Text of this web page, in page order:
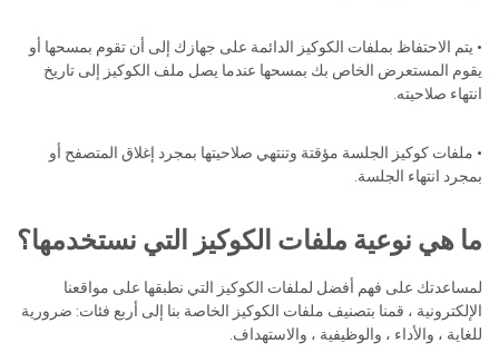
• يتم الاحتفاظ بملفات الكوكيز الدائمة على جهازك إلى أن تقوم بمسحها أو
يقوم المستعرض الخاص بك بمسحها عندما يصل ملف الكوكيز إلى تاريخ
انتهاء صلاحيته.
• ملفات كوكيز الجلسة مؤقتة وتنتهي صلاحيتها بمجرد إغلاق المتصفح أو
بمجرد انتهاء الجلسة.
ما هي نوعية ملفات الكوكيز التي نستخدمها؟
لمساعدتك على فهم أفضل لملفات الكوكيز التي نطبقها على مواقعنا
الإلكترونية ، قمنا بتصنيف ملفات الكوكيز الخاصة بنا إلى أربع فئات: ضرورية
للغاية ، والأداء ، والوظيفية ، والاستهداف.